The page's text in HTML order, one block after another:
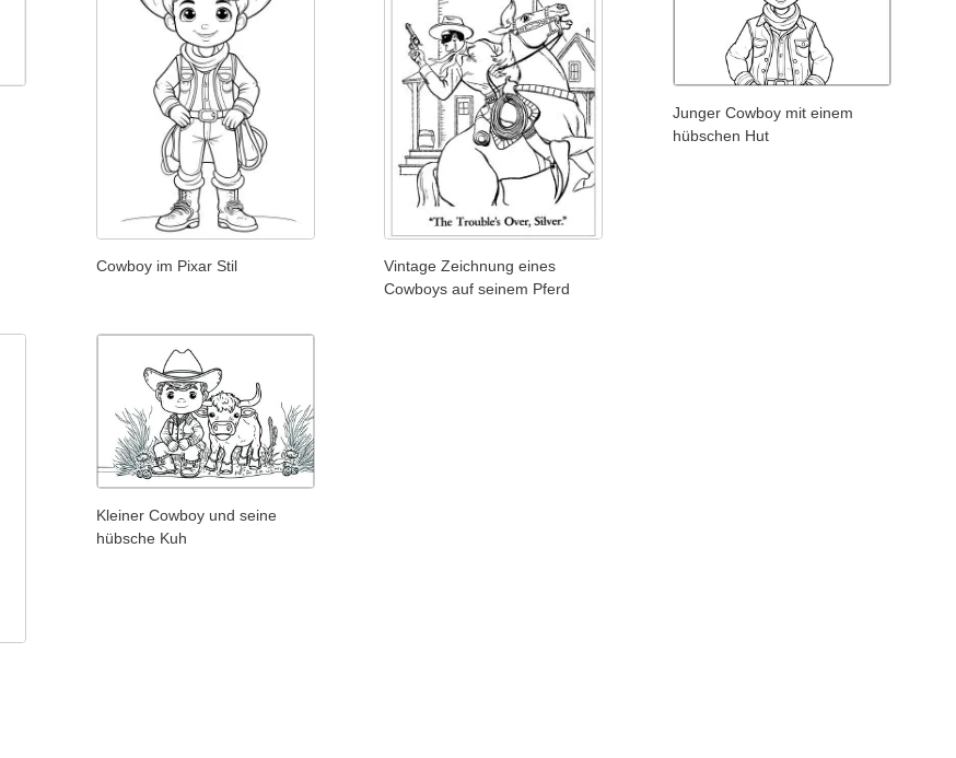
Cowboy im Pixar Stil
Vintage Zeichnung eines
Cowboys auf seinem Pferd
Junger Cowboy mit einem
hübschen Hut
Kleiner Cowboy und seine
hübsche Kuh